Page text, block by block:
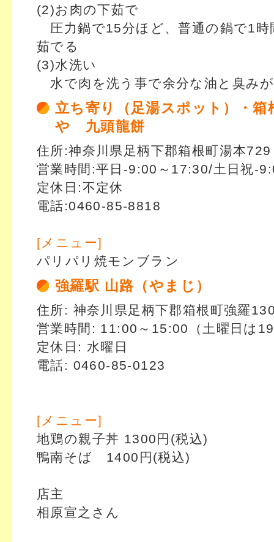
(2)お肉の下茹で
圧力鍋で15分ほど、普通の鍋で1時
茹でる
(3)水洗い
水で肉を洗う事で余分な油と臭み
立ち寄り（足湯スポット）・箱
や 九頭龍餅
住所:神奈川県足柄下郡箱根町湯本729
営業時間:平日-9:00～17:30/土日祝-
定休日:不定休
電話:0460-85-8818
[メニュー]
パリパリ焼モンブラン
強羅駅 山路（やまじ）
住所: 神奈川県足柄下郡箱根町強羅
営業時間: 11:00～15:00（土曜日は
定休日: 水曜日
電話: 0460-85-0123
[メニュー]
地鶏の親子丼 1300円(税込)
鴨南そば 1400円(税込)
店主
相原宣之さん